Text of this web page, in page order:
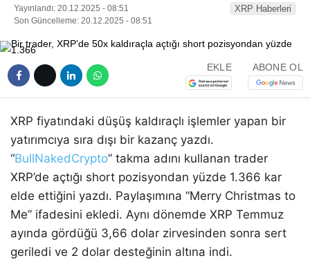
Yayınlandı: 20.12.2025 - 08:51
Son Güncelleme: 20.12.2025 - 08:51
XRP Haberleri
EKLE ABONE OL
XRP fiyatındaki düşüş kaldıraçlı işlemler yapan bir
yatırımcıya sıra dışı bir kazanç yazdı.
“BullNakedCrypto” takma adını kullanan trader
XRP’de açtığı short pozisyondan yüzde 1.366 kar
elde ettiğini yazdı. Paylaşımına “Merry Christmas to
Me” ifadesini ekledi. Aynı dönemde XRP Temmuz
ayında gördüğü 3,66 dolar zirvesinden sonra sert
geriledi ve 2 dolar desteğinin altına indi.